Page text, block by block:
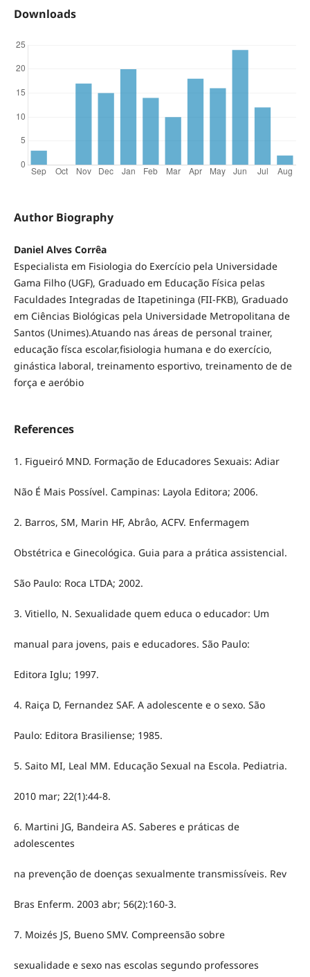
Downloads
Author Biography
Daniel Alves Corrêa
Especialista em Fisiologia do Exercício pela Universidade
Gama Filho (UGF), Graduado em Educação Física pelas
Faculdades Integradas de Itapetininga (FII-FKB), Graduado
em Ciências Biológicas pela Universidade Metropolitana de
Santos (Unimes).Atuando nas áreas de personal trainer,
educação físca escolar,fisiologia humana e do exercício,
ginástica laboral, treinamento esportivo, treinamento de de
força e aeróbio
References
1. Figueiró MND. Formação de Educadores Sexuais: Adiar
Não É Mais Possível. Campinas: Layola Editora; 2006.
2. Barros, SM, Marin HF, Abrâo, ACFV. Enfermagem
Obstétrica e Ginecológica. Guia para a prática assistencial.
São Paulo: Roca LTDA; 2002.
3. Vitiello, N. Sexualidade quem educa o educador: Um
manual para jovens, pais e educadores. São Paulo:
Editora Iglu; 1997.
4. Raiça D, Fernandez SAF. A adolescente e o sexo. São
Paulo: Editora Brasiliense; 1985.
5. Saito MI, Leal MM. Educação Sexual na Escola. Pediatria.
2010 mar; 22(1):44-8.
6. Martini JG, Bandeira AS. Saberes e práticas de
adolescentes
na prevenção de doenças sexualmente transmissíveis. Rev
Bras Enferm. 2003 abr; 56(2):160-3.
7. Moizés JS, Bueno SMV. Compreensão sobre
sexualidade e sexo nas escolas segundo professores